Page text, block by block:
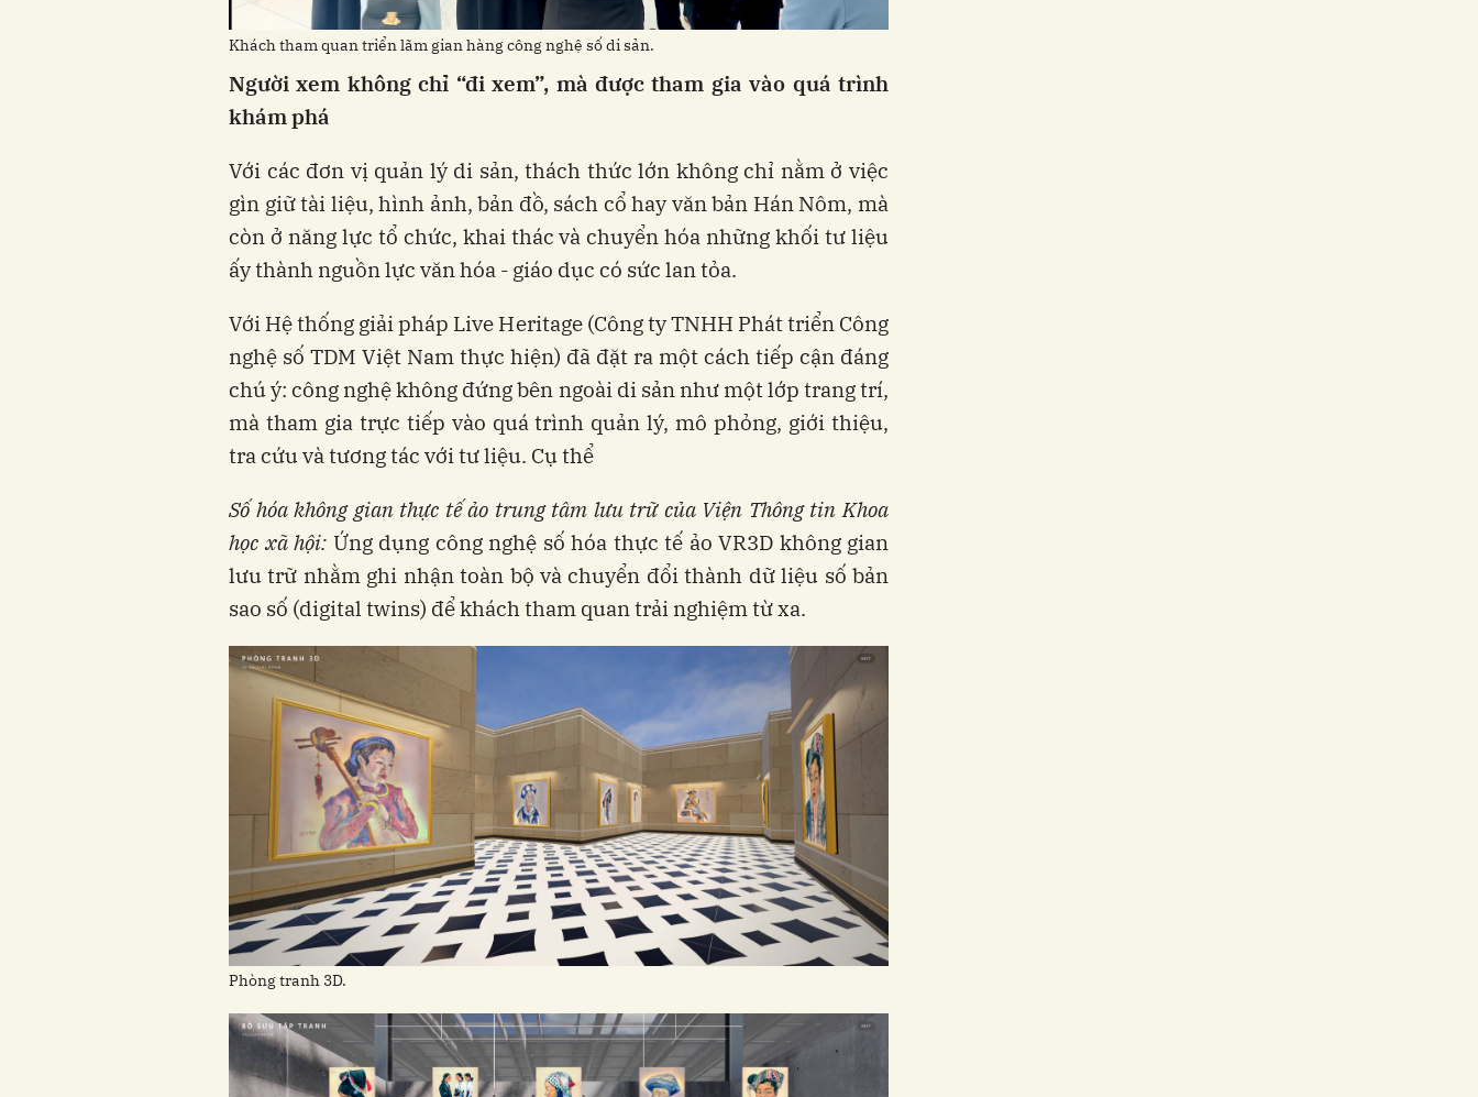
Khách tham quan triển lãm gian hàng công nghệ số di sản.
Người xem không chỉ “đi xem”, mà được tham gia vào quá trình
khám phá
Với các đơn vị quản lý di sản, thách thức lớn không chỉ nằm ở việc
gìn giữ tài liệu, hình ảnh, bản đồ, sách cổ hay văn bản Hán Nôm, mà
còn ở năng lực tổ chức, khai thác và chuyển hóa những khối tư liệu
ấy thành nguồn lực văn hóa - giáo dục có sức lan tỏa.
Với Hệ thống giải pháp Live Heritage (Công ty TNHH Phát triển Công
nghệ số TDM Việt Nam thực hiện) đã đặt ra một cách tiếp cận đáng
chú ý: công nghệ không đứng bên ngoài di sản như một lớp trang trí,
mà tham gia trực tiếp vào quá trình quản lý, mô phỏng, giới thiệu,
tra cứu và tương tác với tư liệu. Cụ thể
Số hóa không gian thực tế ảo trung tâm lưu trữ của Viện Thông tin Khoa
học xã hội: Ứng dụng công nghệ số hóa thực tế ảo VR3D không gian
lưu trữ nhằm ghi nhận toàn bộ và chuyển đổi thành dữ liệu số bản
sao số (digital twins) để khách tham quan trải nghiệm từ xa.
Phòng tranh 3D.